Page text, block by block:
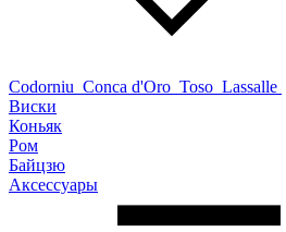
Codorniu Conca d'Oro Toso Lassalle
Виски
Коньяк
Ром
Байцзю
Аксессуары